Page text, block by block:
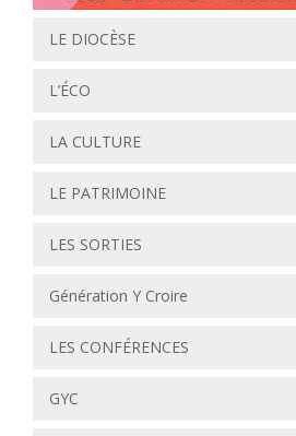
LE DIOCÈSE
L’ÉCO
LA CULTURE
LE PATRIMOINE
LES SORTIES
Génération Y Croire
LES CONFÉRENCES
GYC